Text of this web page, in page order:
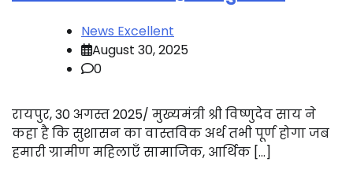
News Excellent
August 30, 2025
0
रायपुर, 30 अगस्त 2025/ मुख्यमंत्री श्री विष्णुदेव साय ने
कहा है कि सुशासन का वास्तविक अर्थ तभी पूर्ण होगा जब
हमारी ग्रामीण महिलाएँ सामाजिक, आर्थिक […]